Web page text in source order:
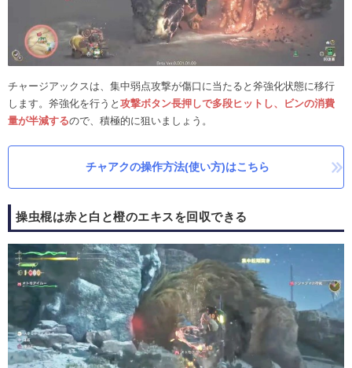
チャージアックスは、集中弱点攻撃が傷口に当たると斧強化状態に移行
します。斧強化を行うと 攻撃ボタン長押しで多段ヒットし、ビンの消費
量が半減するので、積極的に狙いましょう。
チャアクの操作方法(使い方)はこちら
操虫棍は赤と白と橙のエキスを回収できる